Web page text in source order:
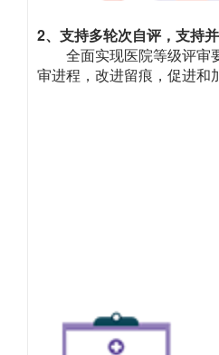
2、支持多轮次自评，支持
全面实现医院等级评审
审进程，改进留痕，促进和